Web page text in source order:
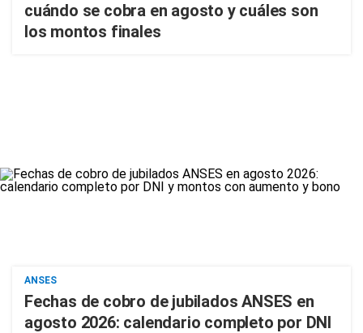
cuándo se cobra en agosto y cuáles son
los montos finales
ANSES
Fechas de cobro de jubilados ANSES en
agosto 2026: calendario completo por DNI